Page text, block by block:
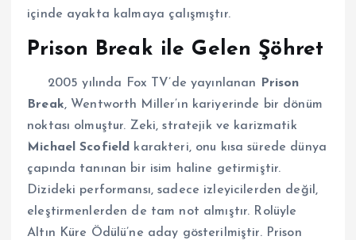
içinde ayakta kalmaya çalışmıştır.
Prison Break ile Gelen Şöhret
2005 yılında Fox TV’de yayınlanan
Prison
Break, Wentworth Miller’ın kariyerinde bir dönüm
noktası olmuştur. Zeki, stratejik ve karizmatik
Michael Scofield
karakteri, onu kısa sürede dünya
çapında tanınan bir isim haline getirmiştir.
Dizideki performansı, sadece izleyicilerden değil,
eleştirmenlerden de tam not almıştır. Rolüyle
Altın Küre Ödülü’ne aday gösterilmiştir. Prison